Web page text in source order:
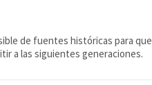
de fuentes históricas para que
a las siguientes generaciones.